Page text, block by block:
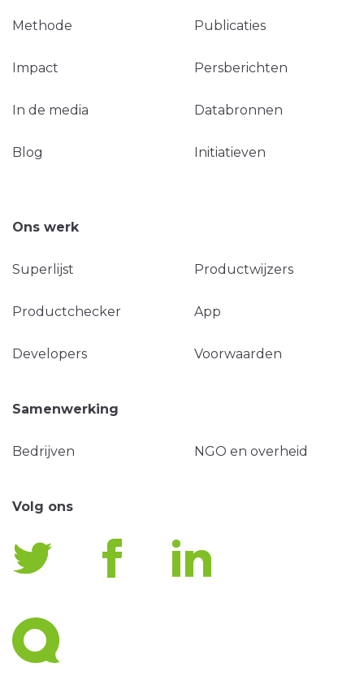
Methode Publicaties
Impact Persberichten
In de media Databronnen
Blog Initiatieven
Ons werk
Superlijst Productwijzers
Productchecker App
Developers Voorwaarden
Samenwerking
Bedrijven NGO en overheid
Volg ons